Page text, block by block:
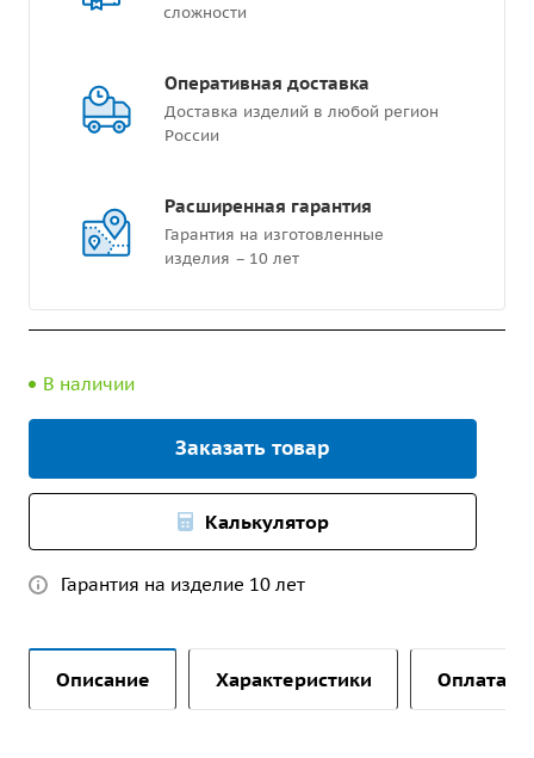
сложности
Оперативная доставка
Доставка изделий в любой регион
России
Расширенная гарантия
Гарантия на изготовленные
изделия – 10 лет
В наличии
Заказать товар
Калькулятор
Гарантия на изделие 10 лет
Описание Характеристики Оплата и